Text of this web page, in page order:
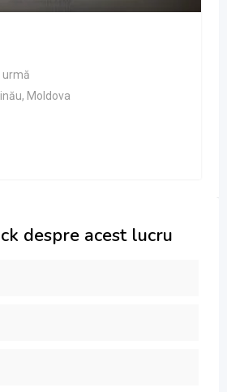
urmă
, Moldova
despre acest lucru